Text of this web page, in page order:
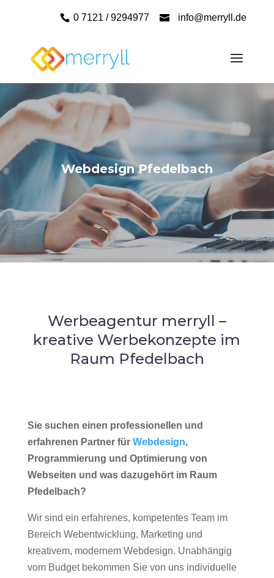
0 7121 / 9294977 info@merryll.de
Webdesign Pfedelbach
Werbeagentur merryll –
kreative Werbekonzepte im
Raum Pfedelbach
Sie suchen einen professionellen und
erfahrenen Partner für Webdesign,
Programmierung und Optimierung von
Webseiten und was dazugehört im Raum
Pfedelbach?
Wir sind ein erfahrenes, kompetentes Team im
Bereich Webentwicklung, Marketing und
kreativem, modernem Webdesign. Unabhängig
vom Budget bekommen Sie von uns individuelle